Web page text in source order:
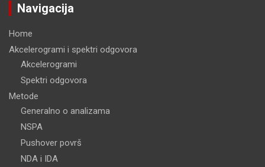
Navigacija
Home
Akcelerogrami i spektri odgovora
Akcelerogrami
Spektri odgovora
Metode
Generalno o analizama
NSPA
Pushover površ
NDA i IDA